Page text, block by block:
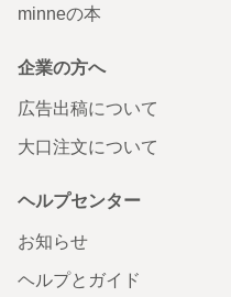
minneの本
企業の方へ
広告出稿について
大口注文について
ヘルプセンター
お知らせ
ヘルプとガイド